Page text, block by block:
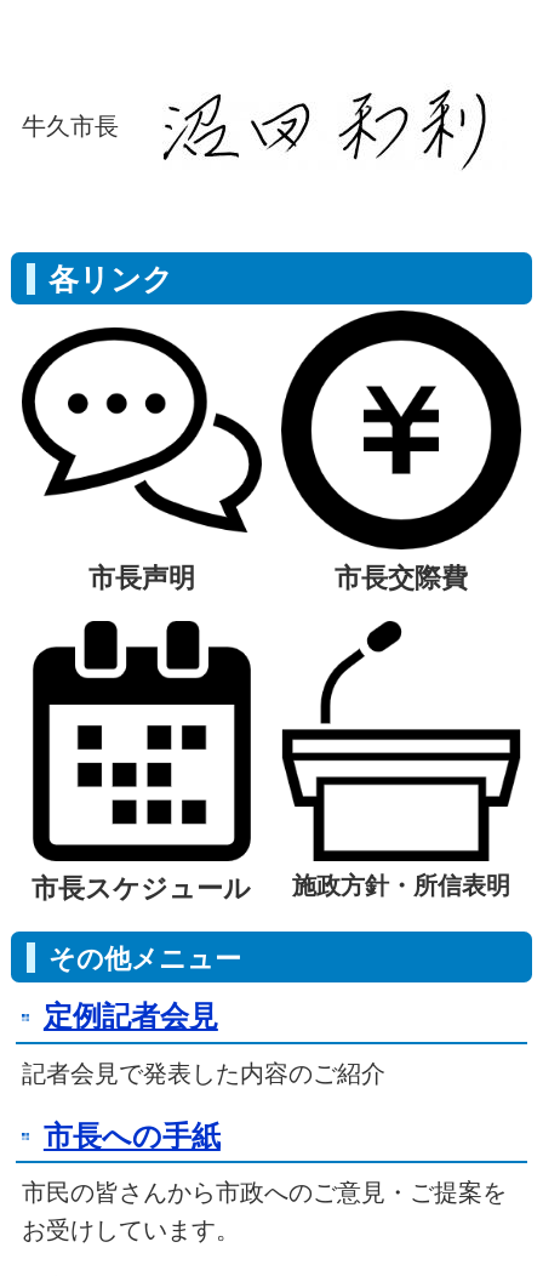
牛久市長
各リンク
市長声明 市長交際費
市長スケジュール 施政方針・所信表明
その他メニュー
定例記者会見
記者会見で発表した内容のご紹介
市長への手紙
市民の皆さんから市政へのご意見・ご提案を
お受けしています。